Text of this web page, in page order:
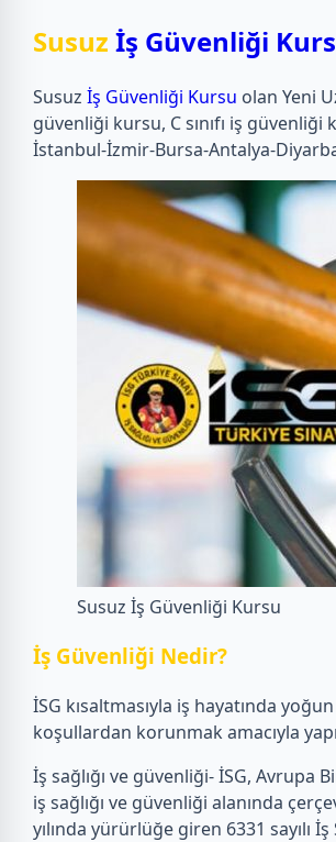
Susuz İş Güvenliği
Susuz İş Güvenliği Kursu olan Yeni
güvenliği kursu, C sınıfı iş
İstanbul-İzmir-Bursa-Antalya-
Susuz İş Güvenliği Kursu
İş Güvenliği Nedir?
İSG kısaltmasıyla iş hayatında
koşullardan korunmak amacıyla
İş sağlığı ve güvenliği- İSG, Avrupa
iş sağlığı ve güvenliği alanında
yılında yürürlüğe giren 6331 sayılı